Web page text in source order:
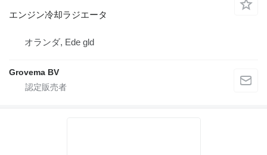
エンジン冷却ラジエータ
オランダ, Ede gld
Grovema BV